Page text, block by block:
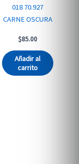
018 70.927
CARNE OSCURA
$85.00
Añadir al
carrito